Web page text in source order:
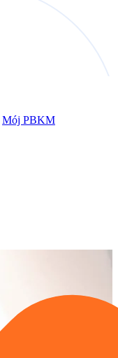
Mój PBKM